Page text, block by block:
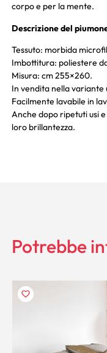
corpo e per la mente.
Descrizione del
Tessuto: morbida
Imbottitura: poliestere
Misura: cm 255×260.
In vendita nella
Facilmente lavabile in
Anche dopo ripetuti usi
loro brillantezza.
Potrebbe